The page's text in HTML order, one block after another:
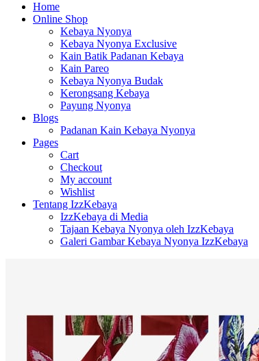
Home
Online Shop
Kebaya Nyonya
Kebaya Nyonya Exclusive
Kain Batik Padanan Kebaya
Kain Pareo
Kebaya Nyonya Budak
Kerongsang Kebaya
Payung Nyonya
Blogs
Padanan Kain Kebaya Nyonya
Pages
Cart
Checkout
My account
Wishlist
Tentang IzzKebaya
IzzKebaya di Media
Tajaan Kebaya Nyonya oleh IzzKebaya
Galeri Gambar Kebaya Nyonya IzzKebaya